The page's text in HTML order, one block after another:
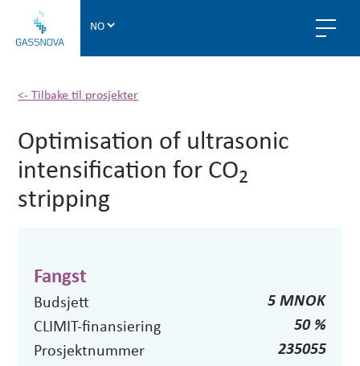
a
n
v
a
<- Tilbake til prosjekter
Optimisation of ultrasonic
intensification for CO2
stripping
Fangst
Budsjett
5 MNOK
CLIMIT-finansiering
50 %
Prosjektnummer
235055